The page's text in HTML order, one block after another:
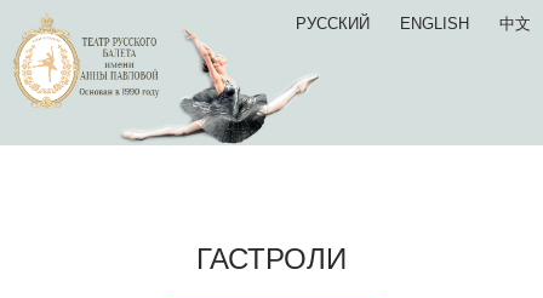
РУССКИЙ ENGLISH 中文
ГАСТРОЛИ